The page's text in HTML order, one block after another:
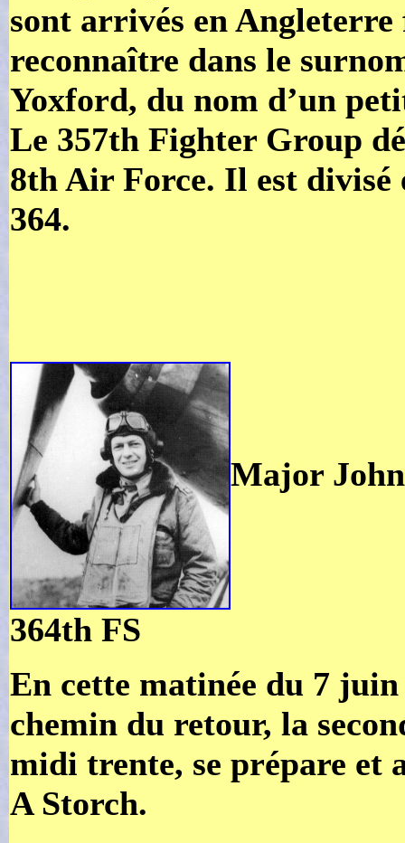
sont arrivés en
reconnaître dans le
Yoxford, du nom d’un
Le 357th Fighter Group
8th Air Force. Il est divisé
364.
Major
364th FS
En cette matinée du 7
chemin du retour, la
midi trente, se prépare et
A Storch.